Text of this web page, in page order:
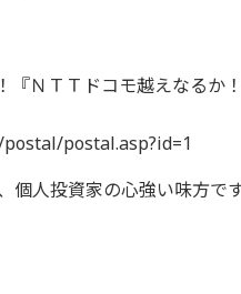
『ＮＴＴドコモ越えなるか
postal.asp?id=1
個人投資家の心強い味方で